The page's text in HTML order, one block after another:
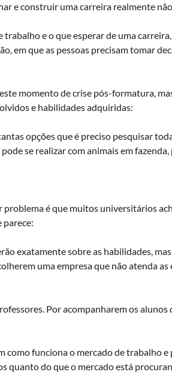
e construir uma carreira realmente
e o que esperar de uma
em que as pessoas precisam tomar
momento de crise pós-formatura,
e habilidades adquiridas:
opções que é preciso pesquisar
se realizar com animais em
é que muitos universitários
parece:
exatamente sobre as habilidades,
uma empresa que não atenda
Por acompanharem os
como funciona o mercado de trabalho
do que o mercado está